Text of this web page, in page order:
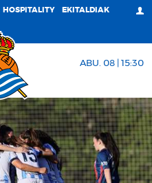
HOSPITALITY EKITALDIAK
ABU. 08 | 15:30